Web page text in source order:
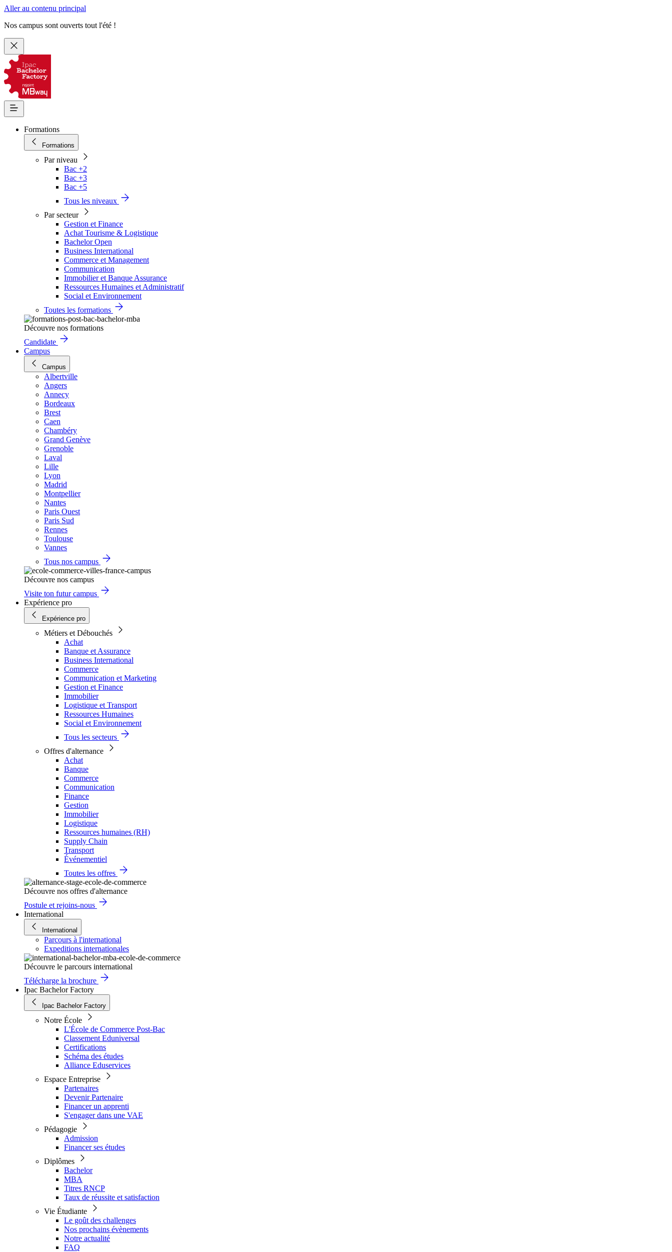
Aller au contenu principal
Nos campus sont ouverts tout l'été !
Formations
Formations
Par niveau
Bac +2
Bac +3
Bac +5
Tous les niveaux
Par secteur
Gestion et Finance
Achat Tourisme & Logistique
Bachelor Open
Business International
Commerce et Management
Communication
Immobilier et Banque Assurance
Ressources Humaines et Administratif
Social et Environnement
Toutes les formations
Découvre nos formations
Candidate
Campus
Campus
Albertville
Angers
Annecy
Bordeaux
Brest
Caen
Chambéry
Grand Genève
Grenoble
Laval
Lille
Lyon
Madrid
Montpellier
Nantes
Paris Ouest
Paris Sud
Rennes
Toulouse
Vannes
Tous nos campus
Découvre nos campus
Visite ton futur campus
Expérience pro
Expérience pro
Métiers et Débouchés
Achat
Banque et Assurance
Business International
Commerce
Communication et Marketing
Gestion et Finance
Immobilier
Logistique et Transport
Ressources Humaines
Social et Environnement
Tous les secteurs
Offres d'alternance
Achat
Banque
Commerce
Communication
Finance
Gestion
Immobilier
Logistique
Ressources humaines (RH)
Supply Chain
Transport
Événementiel
Toutes les offres
Découvre nos offres d'alternance
Postule et rejoins-nous
International
International
Parcours à l'international
Expeditions internationales
Découvre le parcours international
Télécharge la brochure
Ipac Bachelor Factory
Ipac Bachelor Factory
Notre École
L'École de Commerce Post-Bac
Classement Eduniversal
Certifications
Schéma des études
Alliance Eduservices
Espace Entreprise
Partenaires
Devenir Partenaire
Financer un apprenti
S'engager dans une VAE
Pédagogie
Admission
Financer ses études
Diplômes
Bachelor
MBA
Titres RNCP
Taux de réussite et satisfaction
Vie Étudiante
Le goût des challenges
Nos prochains évènements
Notre actualité
FAQ